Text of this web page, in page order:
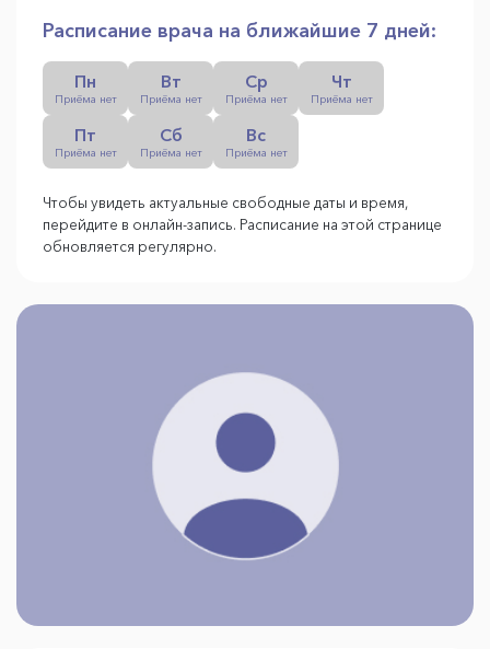
Расписание врача на ближайшие 7 дней:
Пн
Приёма нет
Вт
Приёма нет
Ср
Приёма нет
Чт
Приёма нет
Пт
Приёма нет
Сб
Приёма нет
Вс
Приёма нет
Чтобы увидеть актуальные свободные даты и время,
перейдите в онлайн-запись. Расписание на этой странице
обновляется регулярно.